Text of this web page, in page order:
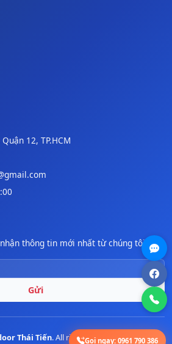
12, TP.HCM
thông tin mới nhất từ chúng tôi.
Gửi
Thái Tiến. All rights reserved.
Gọi ngay:0961 790 386